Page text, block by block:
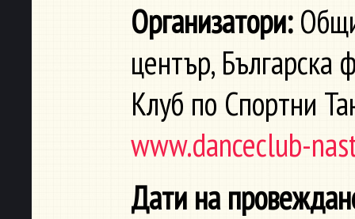
Oрганизатори:
център, Българска
Клуб по Спортни
www.danceclub-
Дати на